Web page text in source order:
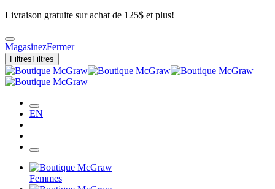
Livraison gratuite sur achat de 125$ et plus!
MagasinezFermer
Filtres Filtres
EN
Femmes